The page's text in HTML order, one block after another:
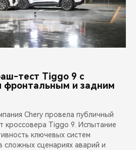
тест Tiggo 9 с
фронтальным и задним
Chery провела публичный
кроссовера Tiggo 9. Испытание
ключевых систем
сложных сценариях аварий и